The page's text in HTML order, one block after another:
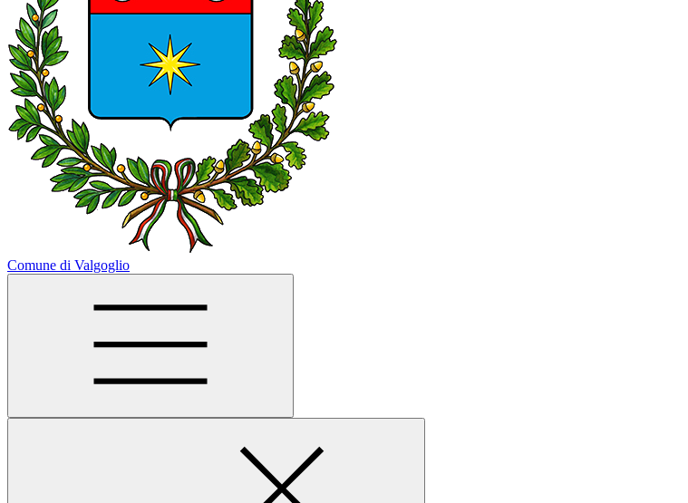
Comune di Valgoglio